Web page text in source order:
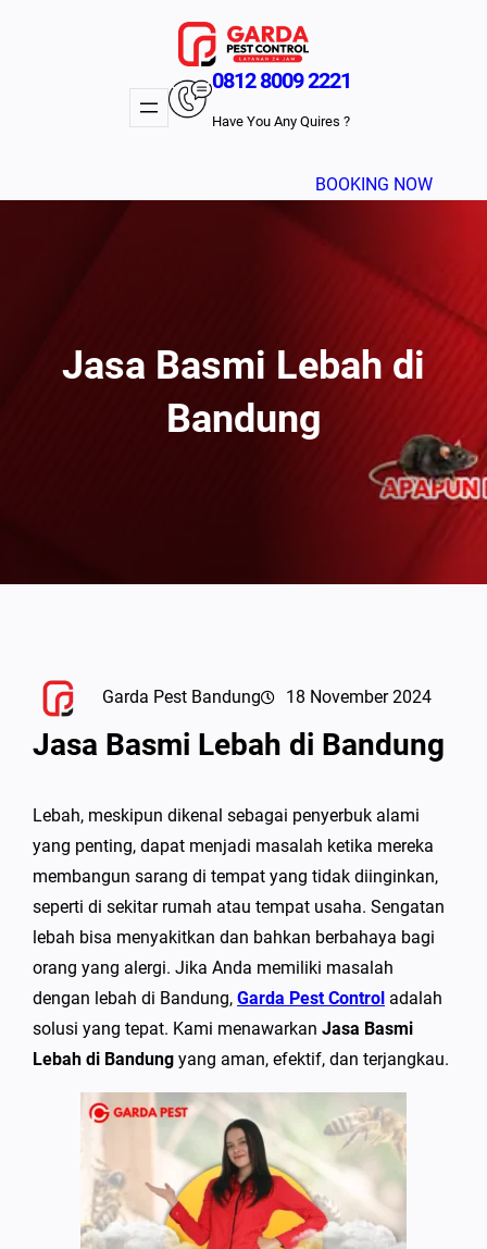
0812 8009 2221
Have You Any Quires ?
BOOKING NOW
Jasa Basmi Lebah di
Bandung
Garda Pest Bandung 18 November 2024
Jasa Basmi Lebah di Bandung
Lebah, meskipun dikenal sebagai penyerbuk alami
yang penting, dapat menjadi masalah ketika mereka
membangun sarang di tempat yang tidak diinginkan,
seperti di sekitar rumah atau tempat usaha. Sengatan
lebah bisa menyakitkan dan bahkan berbahaya bagi
orang yang alergi. Jika Anda memiliki masalah
dengan lebah di Bandung, Garda Pest Control adalah
solusi yang tepat. Kami menawarkan Jasa Basmi
Lebah di Bandung yang aman, efektif, dan terjangkau.